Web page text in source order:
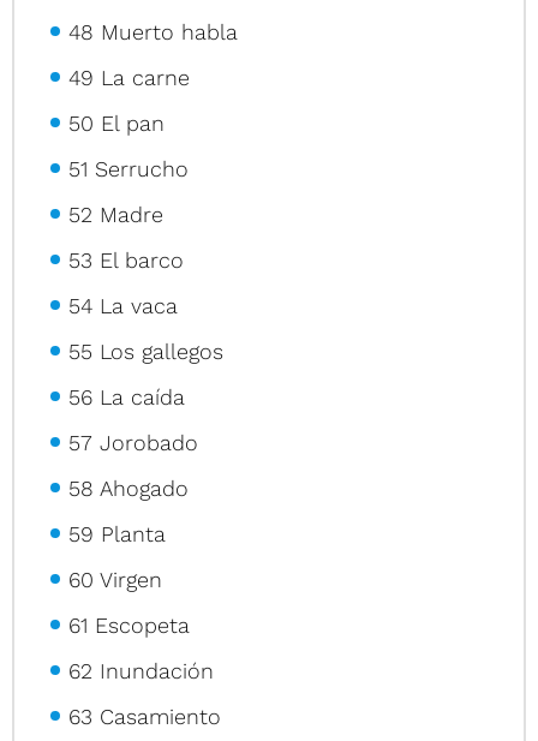
48 Muerto habla
49 La carne
50 El pan
51 Serrucho
52 Madre
53 El barco
54 La vaca
55 Los gallegos
56 La caída
57 Jorobado
58 Ahogado
59 Planta
60 Virgen
61 Escopeta
62 Inundación
63 Casamiento